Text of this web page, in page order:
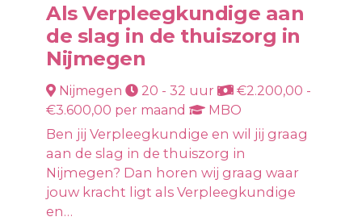
Als Verpleegkundige aan
de slag in de thuiszorg in
Nijmegen
Nijmegen 20 - 32 uur
€2.200,00 -
€3.600,00 per maand
MBO
Ben jij Verpleegkundige en wil jij graag
aan de slag in de thuiszorg in
Nijmegen? Dan horen wij graag waar
jouw kracht ligt als Verpleegkundige
en…